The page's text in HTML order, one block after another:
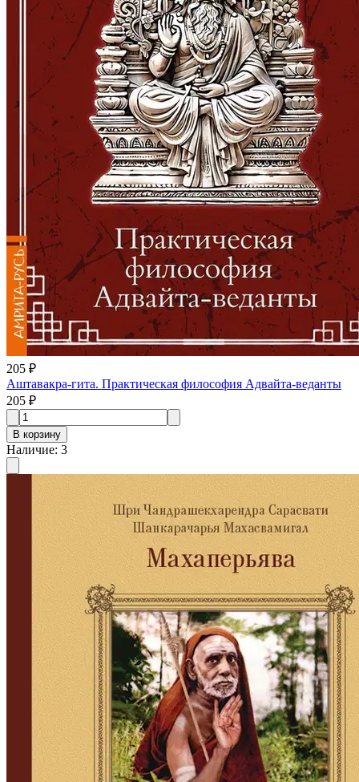
205 ₽
Аштавакра-гита. Практическая философия Адвайта-веданты
205 ₽
В корзину
Наличие: 3